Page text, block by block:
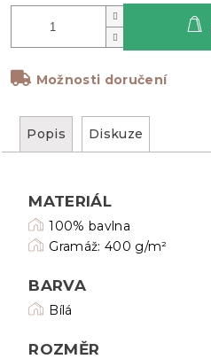
Možnosti doručení
Popis Diskuze
MATERIÁL
100% bavlna
Gramáž: 400 g/m²
BARVA
Bílá
ROZMĚR